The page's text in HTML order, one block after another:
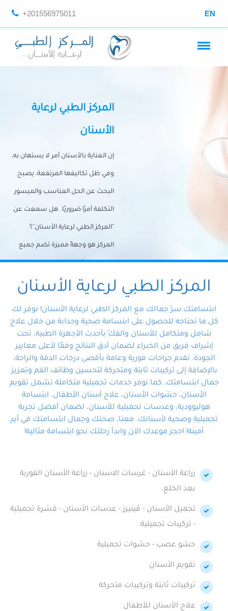
+201556975011 EN
المركز الطبي لرعاية
الأسنان
إن العناية بالأسنان أمر لا يستهان به،
وفي ظل تكاليفها المرتفعة، يصبح
البحث عن الحل المناسب والميسور
التكلفة أمرًا ضروريًا. هل سمعت عن
"المركز الطبي لرعاية الأسنان"؟
المركز هو وجهةً مميزة تضم جميع
احتياجات الأسنان تحت سقف واحد،
وتضمن لك حلاً شاملًا لجميع
المتخصص ذوي الخبرة، ستجد نفسك
في أيد أمينة تلبي احتياجاتك بكل
احترافية ودقة.
المركز الطبي لرعاية الأسنان
ابتسامتك سرّ جمالك مع المركز الطبي لرعاية الأسنان! نوفر لك
كل ما تحتاجه للحصول على ابتسامة صحية وجذابة من خلال علاج
شامل ومتكامل للأسنان والفكّ بأحدث الأجهزة الطبية، تحت
إشراف فريق من الخبراء لضمان أدق النتائج وفقًا لأعلى معايير
الجودة. نقدم جراحات فورية وعامة بأقصى درجات الدقة والراحة،
بالإضافة إلى تركيبات ثابتة ومتحركة لتحسين وظائف الفم وتعزيز
جمال ابتسامتك. كما نوفر خدمات تجميلية متكاملة تشمل تقويم
الأسنان، حشوات الأسنان، علاج أسنان الأطفال، ابتسامة
هوليوودية، وعدسات تجميلية للأسنان، لضمان أفضل تجربة
تجميلية وصحية لأسنانك. معنا، صحتك وجمال ابتسامتك في أيدٍ
أمينة! احجز موعدك الآن وابدأ رحلتك نحو ابتسامة مثالية!
زراعة الأسنان - غرسات الاسنان - زراعة الأسنان الفورية
بعد الخلع.
تجميل الأسنان - ڤينيرز - عدسات الأسنان - قشرة تجميلية
- تركيبات تجميلية.
حشو عصب - حشوات تجميلية
تقويم الأسنان
تركيبات ثابتة وتركيبات متحركة
علاج الأسنان للأطفال